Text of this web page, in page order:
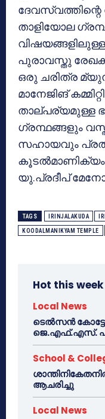
താളിയോല
പുരാവസ്തു
ഒരു ചരിത്ര
മാനേജിങ്
താല്പര്യമുള്ള
ഗ്രന്ഥങ്ങളും
സഹായവും
യു.പ്രദീപ്
TAGS IRINJALAKUDA
KOODALMANIKYAM TEMPLE
Hot this week
Local News
ടെൽസൻ
ജെ.എഫ്.എസ്.
School &
ആചരിച്ചു
Local News